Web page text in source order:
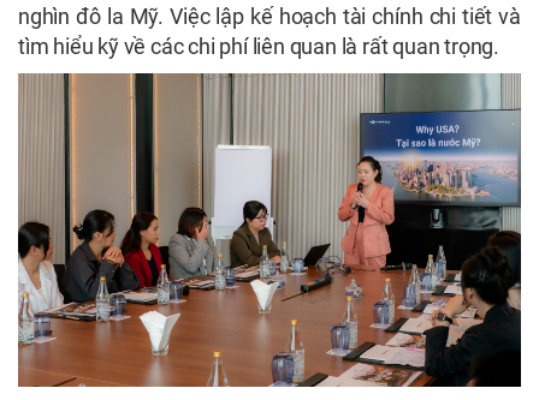
nghìn đô la Mỹ. Việc lập kế hoạch tài chính chi tiết và
tìm hiểu kỹ về các chi phí liên quan là rất quan trọng.